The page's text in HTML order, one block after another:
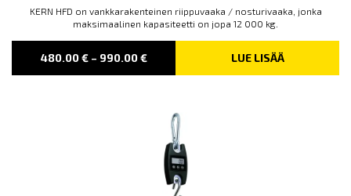
KERN HFD on vankkarakenteinen riippuvaaka / nosturivaaka, jonka
maksimaalinen kapasiteetti on jopa 12 000 kg.
480.00€ – 990.00€PRICE
480.00 €
LUE LISÄÄ